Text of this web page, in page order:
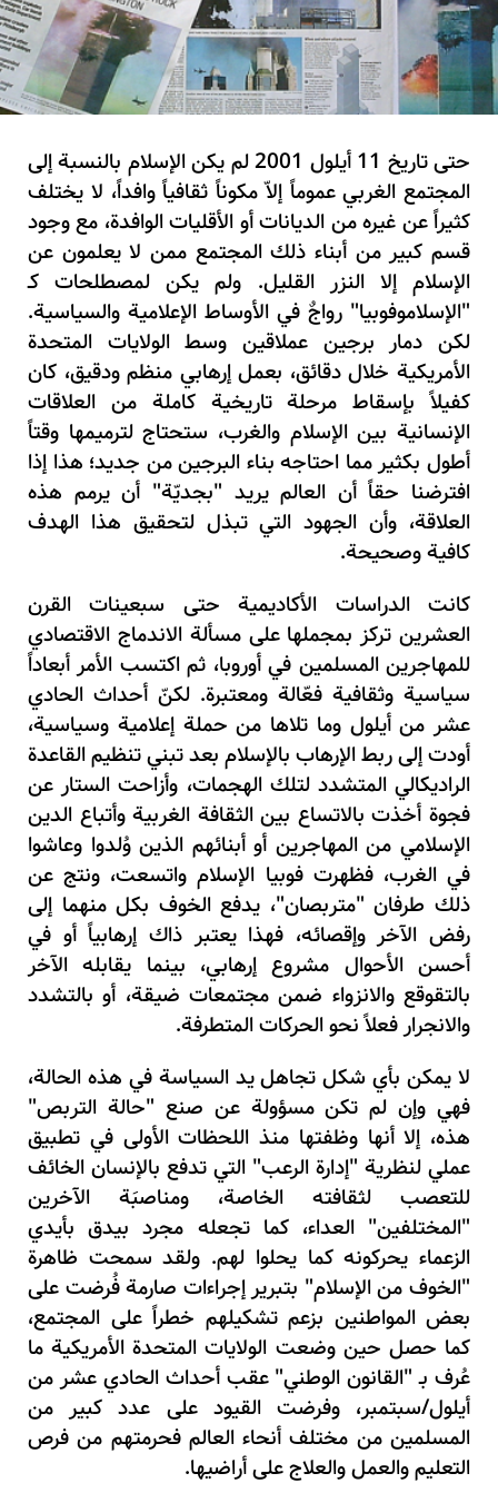
حتى تاريخ 11 أيلول 2001 لم يكن الإسلام بالنسبة إلى
المجتمع الغربي عموماً إلاّ مكوناً ثقافياً وافداً، لا يختلف
كثيراً عن غيره من الديانات أو الأقليات الوافدة، مع وجود
قسم كبير من أبناء ذلك المجتمع ممن لا يعلمون عن
الإسلام إلا النزر القليل. ولم يكن لمصطلحات كـ
"الإسلاموفوبيا" رواجٌ في الأوساط الإعلامية والسياسية.
لكن دمار برجين عملاقين وسط الولايات المتحدة
الأمريكية خلال دقائق، بعمل إرهابي منظم ودقيق، كان
كفيلاً بإسقاط مرحلة تاريخية كاملة من العلاقات
الإنسانية بين الإسلام والغرب، ستحتاج لترميمها وقتاً
أطول بكثير مما احتاجه بناء البرجين من جديد؛ هذا إذا
افترضنا حقاً أن العالم يريد "بجديّة" أن يرمم هذه
العلاقة، وأن الجهود التي تبذل لتحقيق هذا الهدف
كافية وصحيحة.
كانت الدراسات الأكاديمية حتى سبعينات القرن
العشرين تركز بمجملها على مسألة الاندماج الاقتصادي
للمهاجرين المسلمين في أوروبا، ثم اكتسب الأمر أبعاداً
سياسية وثقافية فعّالة ومعتبرة. لكنّ أحداث الحادي
عشر من أيلول وما تلاها من حملة إعلامية وسياسية،
أودت إلى ربط الإرهاب بالإسلام بعد تبني تنظيم القاعدة
الراديكالي المتشدد لتلك الهجمات، وأزاحت الستار عن
فجوة أخذت بالاتساع بين الثقافة الغربية وأتباع الدين
الإسلامي من المهاجرين أو أبنائهم الذين وُلدوا وعاشوا
في الغرب، فظهرت فوبيا الإسلام واتسعت، ونتج عن
ذلك طرفان "متربصان"، يدفع الخوف بكل منهما إلى
رفض الآخر وإقصائه، فهذا يعتبر ذاك إرهابياً أو في
أحسن الأحوال مشروع إرهابي، بينما يقابله الآخر
بالتقوقع والانزواء ضمن مجتمعات ضيقة، أو بالتشدد
والانجرار فعلاً نحو الحركات المتطرفة.
لا يمكن بأي شكل تجاهل يد السياسة في هذه الحالة،
فهي وإن لم تكن مسؤولة عن صنع "حالة التربص"
هذه، إلا أنها وظفتها منذ اللحظات الأولى في تطبيق
عملي لنظرية "إدارة الرعب" التي تدفع بالإنسان الخائف
للتعصب لثقافته الخاصة، ومناصبَة الآخرين
"المختلفين" العداء، كما تجعله مجرد بيدق بأيدي
الزعماء يحركونه كما يحلوا لهم. ولقد سمحت ظاهرة
"الخوف من الإسلام" بتبرير إجراءات صارمة فُرضت على
بعض المواطنين بزعم تشكيلهم خطراً على المجتمع،
كما حصل حين وضعت الولايات المتحدة الأمريكية ما
عُرف بـ "القانون الوطني" عقب أحداث الحادي عشر من
أيلول/سبتمبر، وفرضت القيود على عدد كبير من
المسلمين من مختلف أنحاء العالم فحرمتهم من فرص
التعليم والعمل والعلاج على أراضيها.